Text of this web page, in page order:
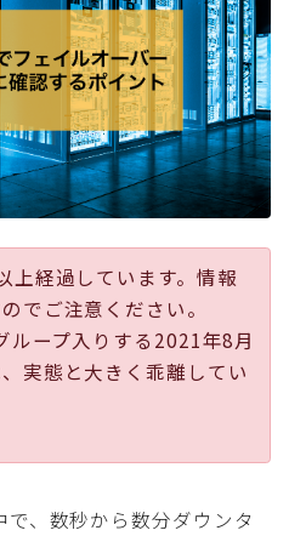
上経過しています。情報
でご注意ください。
ループ入りする2021年8月
実態と大きく乖離してい
、数秒から数分ダウンタ